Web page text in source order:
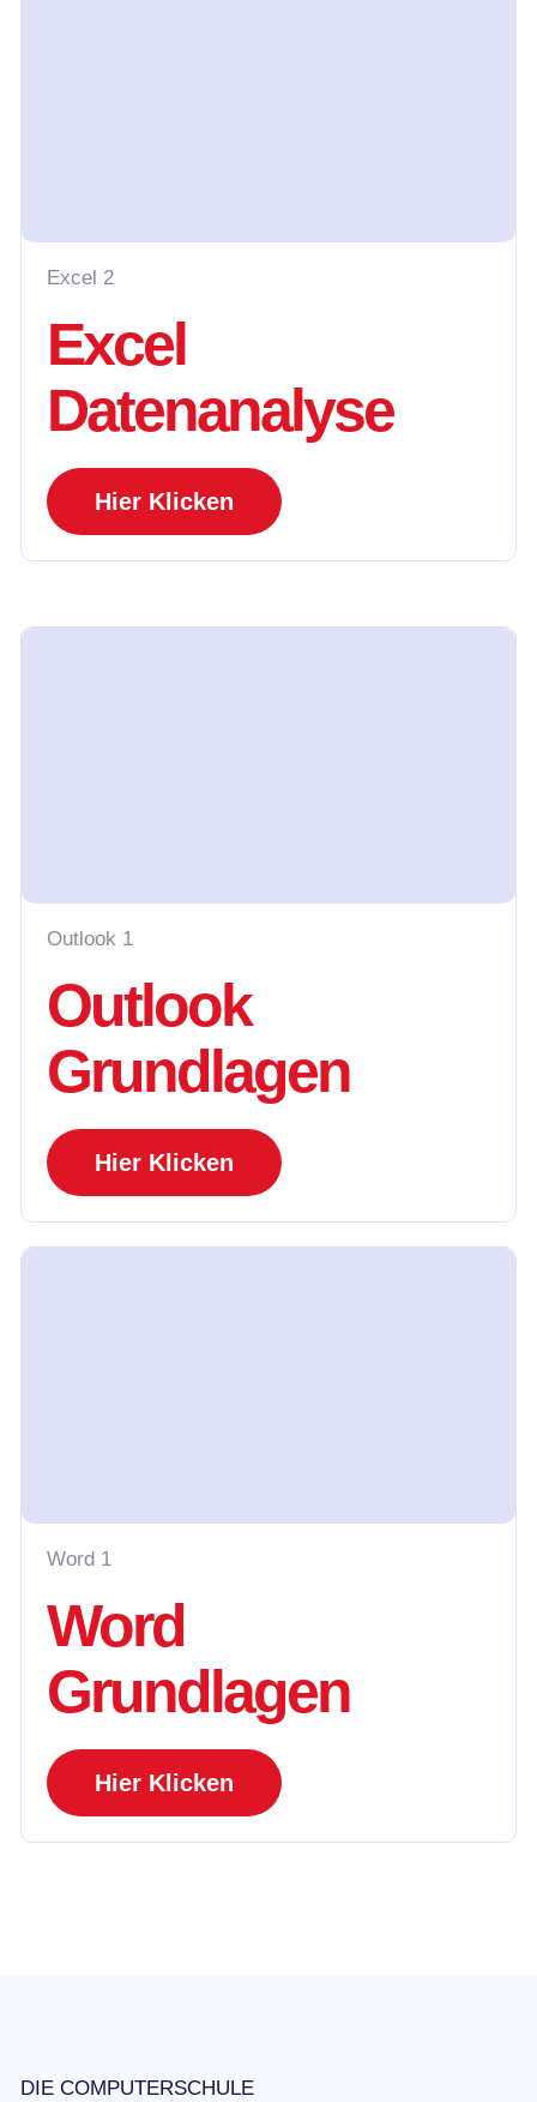
Excel 2
Excel
Datenanalyse
Hier Klicken
Outlook 1
Outlook
Grundlagen
Hier Klicken
Word 1
Word
Grundlagen
Hier Klicken
DIE COMPUTERSCHULE